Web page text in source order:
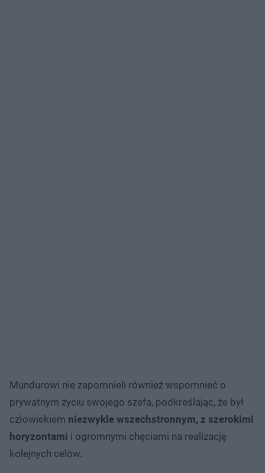
Mundurowi nie zapomnieli również wspomnieć o
prywatnym życiu swojego szefa, podkreślając, że był
człowiekiem niezwykle wszechstronnym, z szerokimi
horyzontami i ogromnymi chęciami na realizację
kolejnych celów.